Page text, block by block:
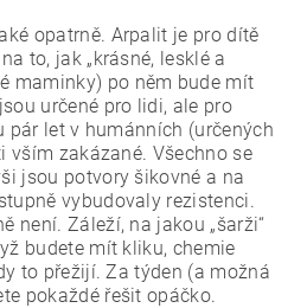
opatrně. Arpalit je pro dítě
to, jak „krásné, lesklé a
maminky) po něm bude mít
určené pro lidi, ale pro
let v humánních (určených
vším zakázané. Všechno se
jsou potvory šikovné a na
vybudovaly rezistenci.
není. Záleží, na jakou „šarži“
budete mít kliku, chemie
to přežijí. Za týden (a možná
pokaždé řešit opáčko.